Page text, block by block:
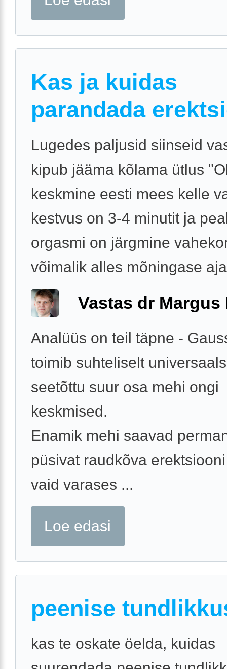
Kas ja kuidas
parandada
Lugedes paljusid siinseid
kipub jääma kõlama ütlus
keskmine eesti mees kelle
kestvus on 3-4 minutit ja
orgasmi on järgmine
võimalik alles mõningase
Vastas dr Margus
Analüüs on teil täpne -
toimib suhteliselt
seetõttu suur osa mehi ongi
keskmised.
Enamik mehi saavad
püsivat raudkõva
vaid varases ...
Loe edasi
peenise
kas te oskate öelda, kuidas